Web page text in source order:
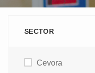
SECTOR
Cevora